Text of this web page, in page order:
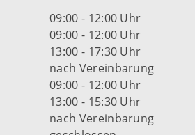
09:00 - 12:00 Uhr
09:00 - 12:00 Uhr
13:00 - 17:30 Uhr
nach Vereinbarung
09:00 - 12:00 Uhr
13:00 - 15:30 Uhr
nach Vereinbarung